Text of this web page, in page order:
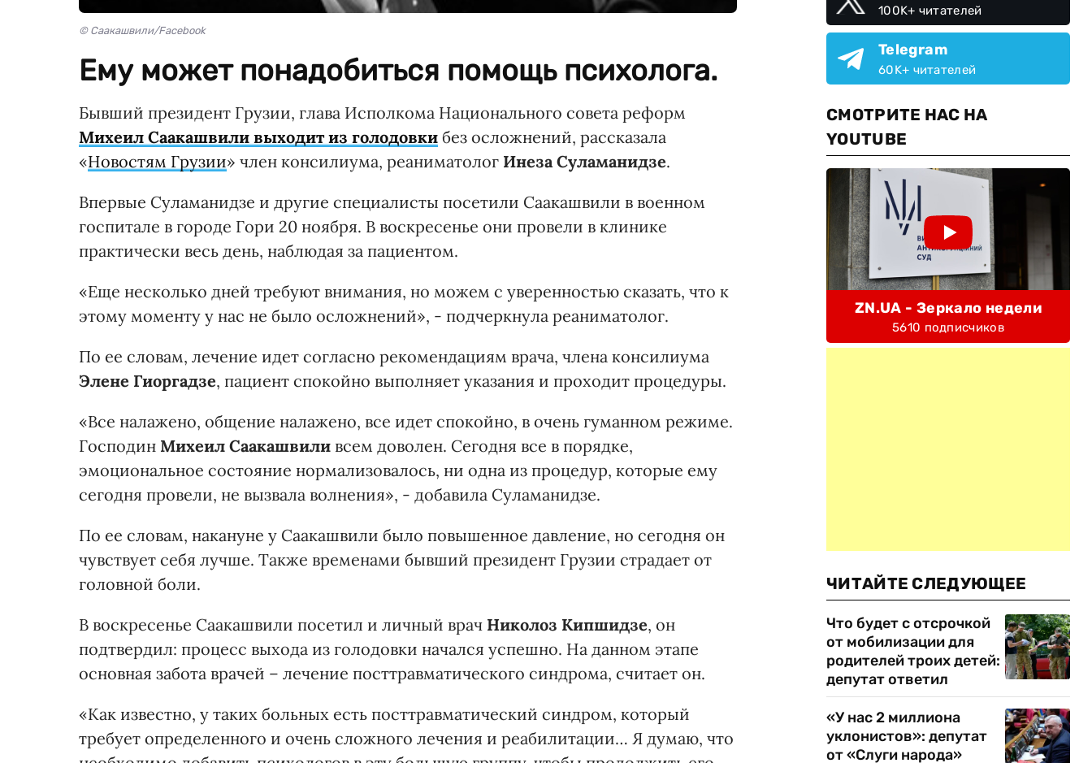
© Саакашвили/Facebook
Ему может понадобиться помощь психолога.
Бывший президент Грузии, глава Исполкома Национального совета реформ
Михеил Саакашвили выходит из голодовки без осложнений, рассказала
«Новостям Грузии» член консилиума, реаниматолог Инеза Суламанидзе.
Впервые Суламанидзе и другие специалисты посетили Саакашвили в военном
госпитале в городе Гори 20 ноября. В воскресенье они провели в клинике
практически весь день, наблюдая за пациентом.
«Еще несколько дней требуют внимания, но можем с уверенностью сказать, что к
этому моменту у нас не было осложнений», - подчеркнула реаниматолог.
По ее словам, лечение идет согласно рекомендациям врача, члена консилиума
Элене Гиоргадзе, пациент спокойно выполняет указания и проходит процедуры.
«Все налажено, общение налажено, все идет спокойно, в очень гуманном режиме.
Господин Михеил Саакашвили всем доволен. Сегодня все в порядке,
эмоциональное состояние нормализовалось, ни одна из процедур, которые ему
сегодня провели, не вызвала волнения», - добавила Суламанидзе.
По ее словам, накануне у Саакашвили было повышенное давление, но сегодня он
чувствует себя лучше. Также временами бывший президент Грузии страдает от
головной боли.
В воскресенье Саакашвили посетил и личный врач Николоз Кипшидзе, он
подтвердил: процесс выхода из голодовки начался успешно. На данном этапе
основная забота врачей – лечение посттравматического синдрома, считает он.
«Как известно, у таких больных есть посттравматический синдром, который
требует определенного и очень сложного лечения и реабилитации… Я думаю, что
100K+ читателей
Telegram
60K+ читателей
СМОТРИТЕ НАС НА
YOUTUBE
ZN.UA - Зеркало недели
5610 подписчиков
ЧИТАЙТЕ СЛЕДУЮЩЕЕ
Что будет с отсрочкой
от мобилизации для
родителей троих детей:
депутат ответил
«У нас 2 миллиона
уклонистов»: депутат
от «Слуги народа»